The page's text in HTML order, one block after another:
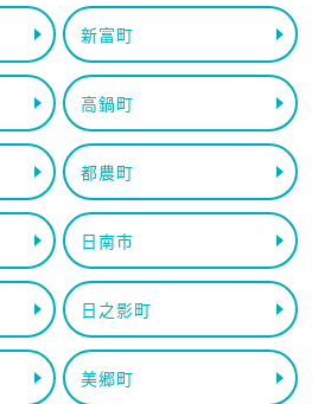
新富町
高鍋町
都農町
日南市
日之影町
美郷町